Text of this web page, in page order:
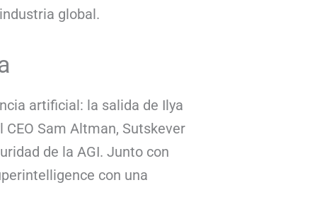
global.
artificial: la salida de Ilya
Sam Altman, Sutskever
de la AGI. Junto con
con una